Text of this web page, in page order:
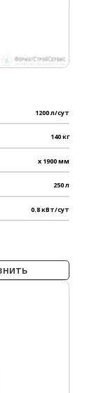
1200 л/сут
140 кг
x 1900 мм
250 л
0.8 кВт/сут